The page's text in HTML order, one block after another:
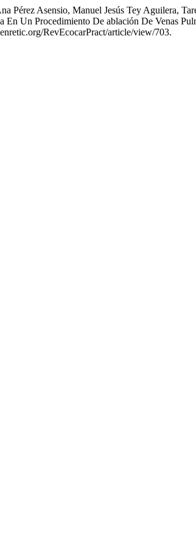
Pérez Asensio, Manuel Jesús Tey Aguilera,
Un Procedimiento De ablación De Venas
RevEcocarPract/article/view/703.